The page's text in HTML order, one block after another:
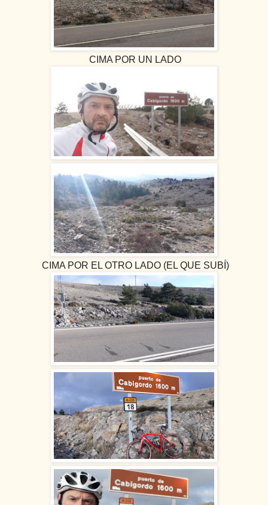
CIMA POR UN LADO
CIMA POR EL OTRO LADO (EL QUE SUBÍ)